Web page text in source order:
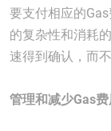
要支付相应的
的复杂性和消耗
速得到确认，而
管理和减少Gas费